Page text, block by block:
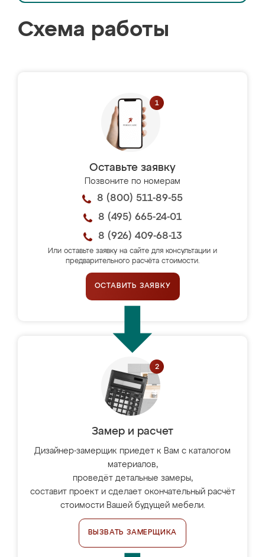
Схема работы
Оставьте заявку
Позвоните по номерам
8 (800) 511-89-55
8 (495) 665-24-01
8 (926) 409-68-13
Или оставьте заявку на сайте для консультации и
предварительного расчёта стоимости.
ОСТАВИТЬ ЗАЯВКУ
Замер и расчет
Дизайнер-замерщик приедет к Вам с каталогом
материалов,
проведёт детальные замеры,
составит проект и сделает окончательный расчёт
стоимости Вашей будущей мебели.
ВЫЗВАТЬ ЗАМЕРЩИКА